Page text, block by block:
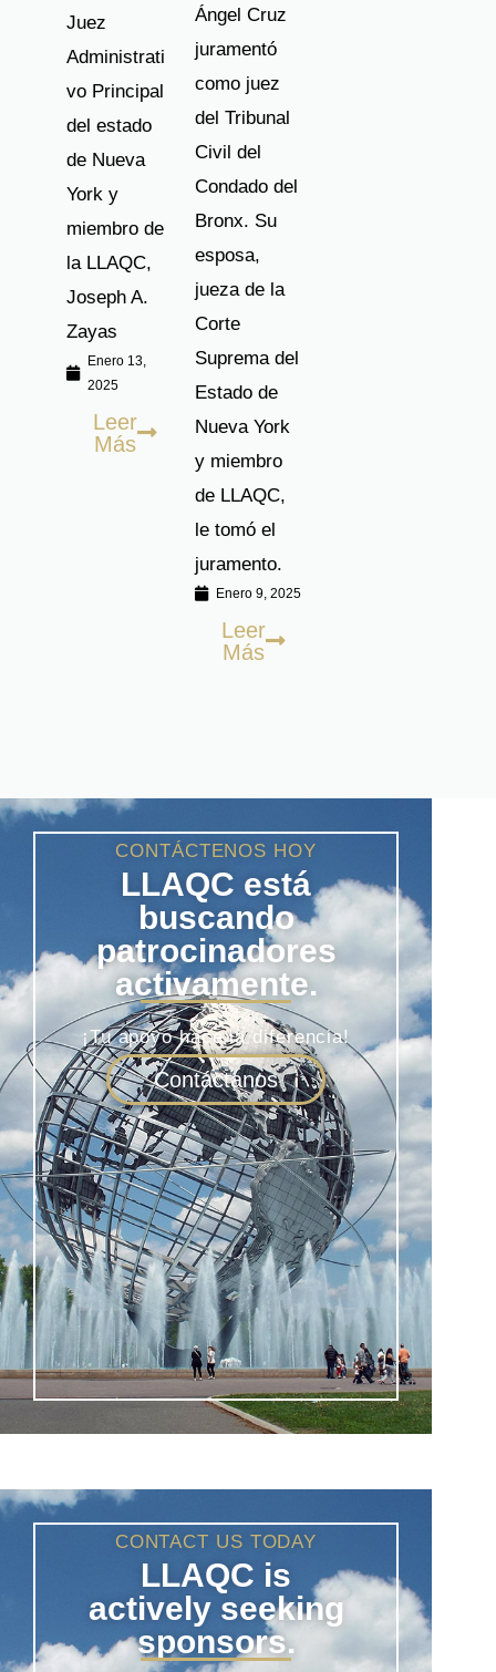
Juez
Administrati
vo Principal
del estado
de Nueva
York y
miembro de
la LLAQC,
Joseph A.
Zayas
Enero 13,
2025
Leer
Más
Ángel Cruz
juramentó
como juez
del Tribunal
Civil del
Condado del
Bronx. Su
esposa,
jueza de la
Corte
Suprema del
Estado de
Nueva York
y miembro
de LLAQC,
le tomó el
juramento.
Enero 9, 2025
Leer
Más
CONTÁCTENOS HOY
LLAQC está
buscando
patrocinadores
activamente.
¡Tu apoyo hace la diferencia!
Contáctanos
CONTACT US TODAY
LLAQC is
actively seeking
sponsors.